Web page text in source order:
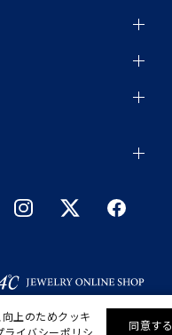
上のためクッキ
ライバシーポリシ 同意する